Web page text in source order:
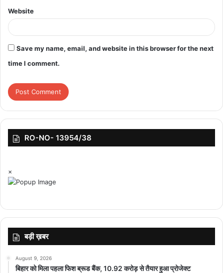
Website
Save my name, email, and website in this browser for the next
time I comment.
RO-NO- 13954/38
×
बड़ी ख़बर
August 9, 2026
बिहार को मिला पहला फिश ब्रूड बैंक, 10.92 करोड़ से तैयार हुआ प्रोजेक्ट